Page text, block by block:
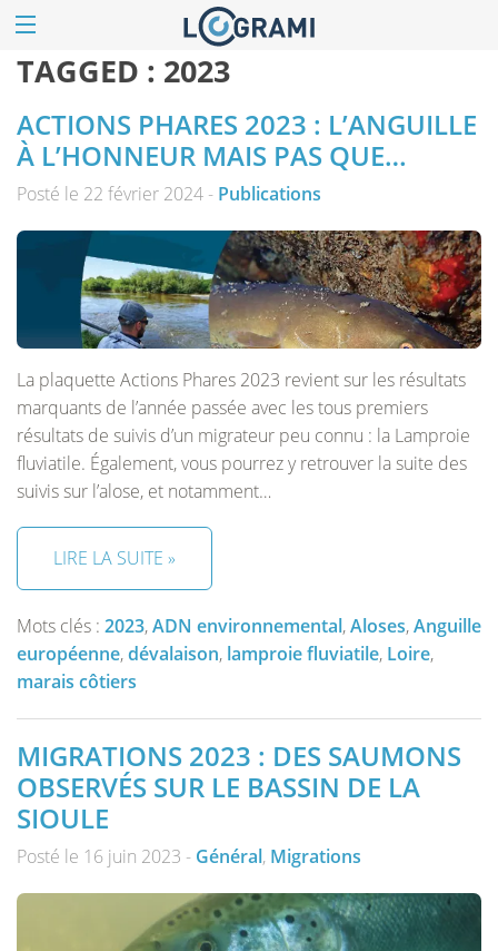
TAGGED : 2023
ACTIONS PHARES 2023 : L’ANGUILLE
À L’HONNEUR MAIS PAS QUE…
Posté le 22 février 2024 - Publications
La plaquette Actions Phares 2023 revient sur les résultats
marquants de l’année passée avec les tous premiers
résultats de suivis d’un migrateur peu connu : la Lamproie
fluviatile. Également, vous pourrez y retrouver la suite des
suivis sur l’alose, et notamment…
LIRE LA SUITE »
Mots clés : 2023,ADN environnemental,Aloses,Anguille
européenne,dévalaison, lamproie fluviatile, Loire,
marais côtiers
MIGRATIONS 2023 : DES SAUMONS
OBSERVÉS SUR LE BASSIN DE LA
SIOULE
Posté le 16 juin 2023 - Général, Migrations